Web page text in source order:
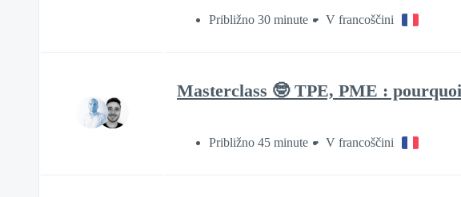
Približno 30 minute V francoščini
Masterclass 🤓 TPE, PME :
Približno 45 minute V francoščini